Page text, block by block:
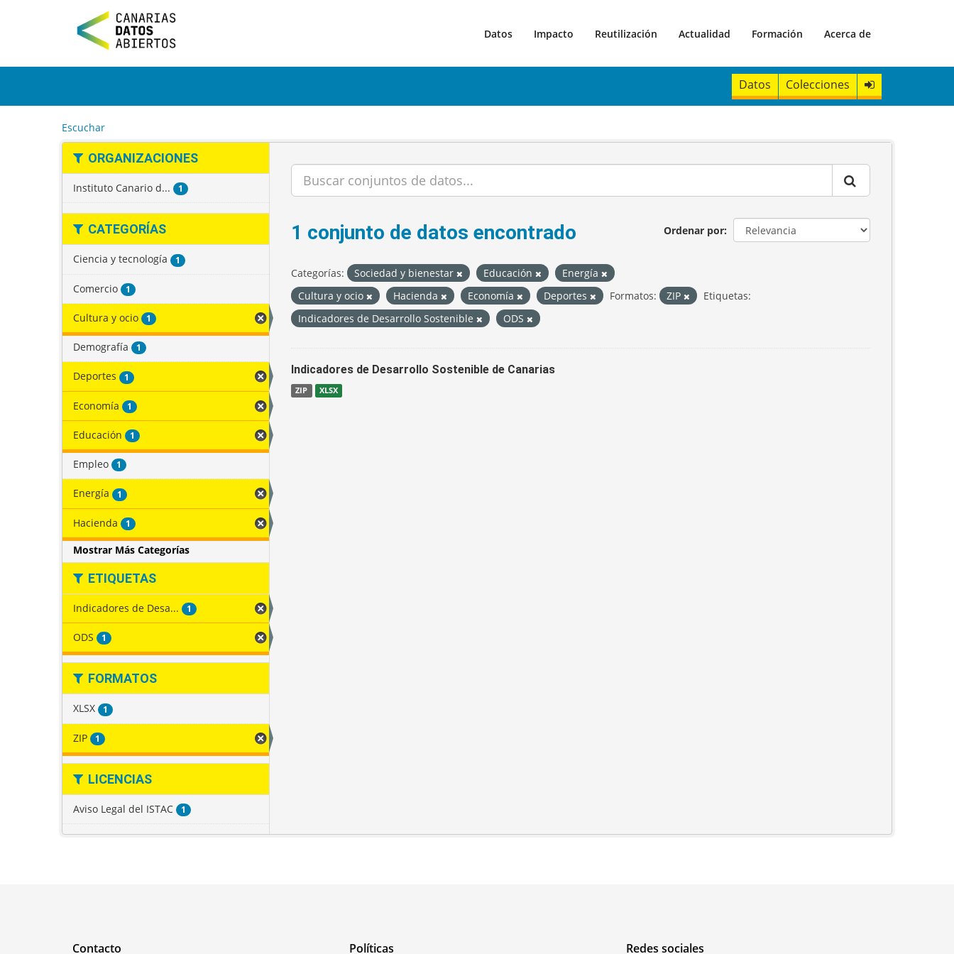
t
Datos Impacto Reutilización Actualidad Formación Acerca de
Datos Colecciones
Escuchar
ORGANIZACIONES
Instituto Canario d... 1
CATEGORÍAS
Ciencia y tecnología 1
Comercio 1
Cultura y ocio 1
Demografía 1
Deportes 1
Economía 1
Educación 1
Empleo 1
Energía 1
Hacienda 1
Mostrar Más Categorías
ETIQUETAS
Indicadores de Desa... 1
ODS 1
FORMATOS
XLSX 1
ZIP 1
LICENCIAS
Aviso Legal del ISTAC 1
Ordenar por
1 conjunto de datos encontrado
Categorías: Sociedad y bienestar Educación
Energía
Cultura y ocio
Hacienda Economía Deportes Formatos: ZIP
Etiquetas:
Indicadores de Desarrollo Sostenible
ODS
Indicadores de Desarrollo Sostenible de Canarias
ZIP XLSX
Contacto Políticas Redes sociales